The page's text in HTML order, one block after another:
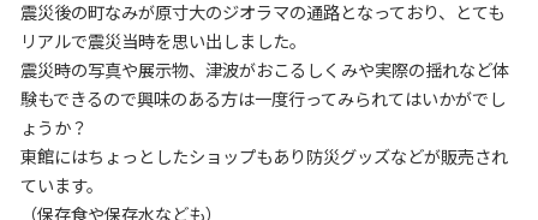
震災後の町なみが原寸大のジオラマの通路となっており、とても
リアルで震災当時を思い出しました。
震災時の写真や展示物、津波がおこるしくみや実際の揺れなど体
験もできるので興味のある方は一度行ってみられてはいかがでし
ょうか？
東館にはちょっとしたショップもあり防災グッズなどが販売され
ています。
（保存食や保存水なども）